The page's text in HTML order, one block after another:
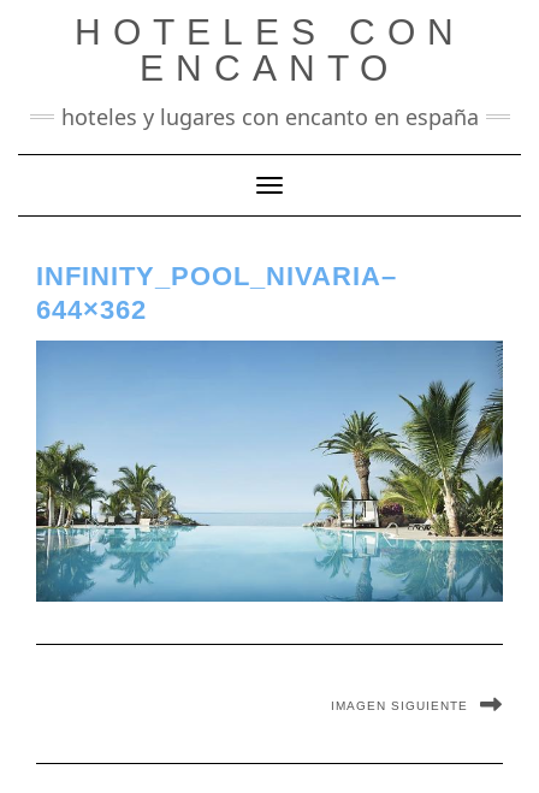
HOTELES CON
ENCANTO
hoteles y lugares con encanto en españa
Cambiar modo de navegación
INFINITY_POOL_NIVARIA–
644×362
IMAGEN SIGUIENTE